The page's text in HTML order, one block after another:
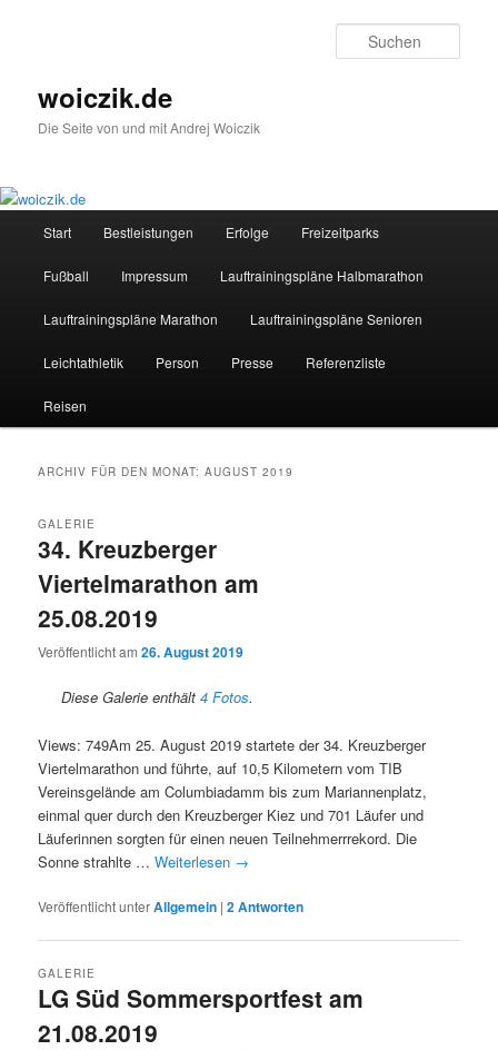
woiczik.de
Die Seite von und mit Andrej Woiczik
Start Bestleistungen Erfolge Freizeitparks
Fußball Impressum Lauftrainingspläne Halbmarathon
Lauftrainingspläne Marathon Lauftrainingspläne Senioren
Leichtathletik Person Presse Referenzliste
Reisen
ARCHIV FÜR DEN MONAT:AUGUST 2019
34. Kreuzberger
Viertelmarathon am
25.08.2019
GALERIE
Veröffentlicht am26. August 2019
Diese Galerie enthält4 Fotos.
Views: 749Am 25. August 2019 startete der 34. Kreuzberger
Viertelmarathon und führte, auf 10,5 Kilometern vom TIB
Vereinsgelände am Columbiadamm bis zum Mariannenplatz,
einmal quer durch den Kreuzberger Kiez und 701 Läufer und
Läuferinnen sorgten für einen neuen Teilnehmerrrekord. Die
Sonne strahlte …Weiterlesen →
Veröffentlicht unterAllgemein |2Antworten
LG Süd Sommersportfest am
21.08.2019
GALERIE